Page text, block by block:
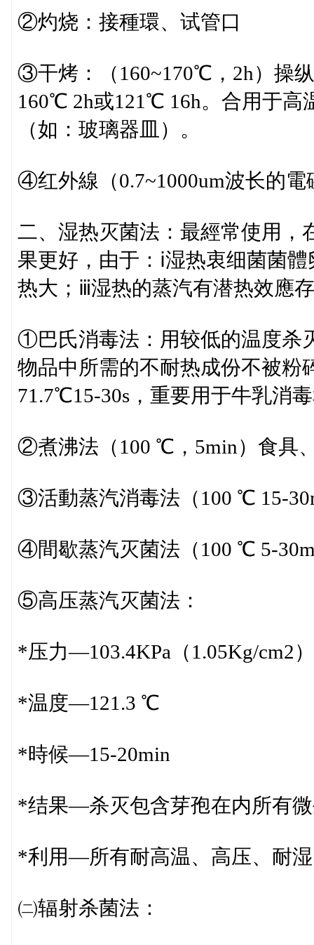
②灼烧：接種環、试管口
③干烤：（160~170℃，2h）操
160℃ 2h或121℃ 16h。合用于高
（如：玻璃器皿）。
④红外線（0.7~1000um波长的電
二、湿热灭菌法：最經常使用，
果更好，由于：ⅰ湿热衷细菌菌
热大；ⅲ湿热的蒸汽有潜热效應
①巴氏消毒法：用较低的温度杀
物品中所需的不耐热成份不被粉
71.7℃15-30s，重要用于牛乳消
②煮沸法（100 ℃，5min）食具
③活動蒸汽消毒法（100 ℃ 15-
④間歇蒸汽灭菌法（100 ℃ 5-
⑤高压蒸汽灭菌法：
*压力—103.4KPa（1.05Kg/cm2）
*温度—121.3 ℃
*時候—15-20min
*结果—杀灭包含芽孢在内所有
*利用—所有耐高温、高压、耐
㈡辐射杀菌法：